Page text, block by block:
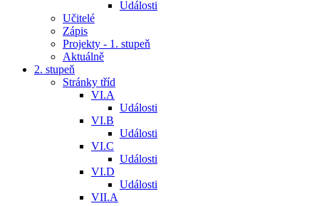
Události
Učitelé
Zápis
Projekty - 1. stupeň
Aktuálně
2. stupeň
Stránky tříd
VI.A
Události
VI.B
Události
VI.C
Události
VI.D
Události
VII.A